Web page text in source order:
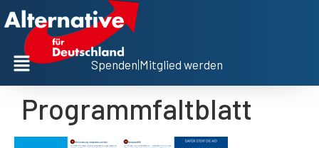
Spenden Mitglied werden
Programmfaltblatt